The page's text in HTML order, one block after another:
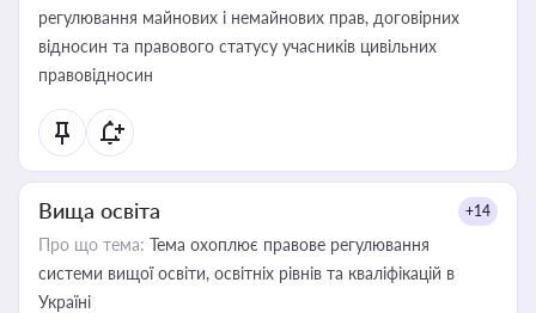
регулювання майнових і немайнових прав, договірних
відносин та правового статусу учасників цивільних
правовідносин
Вища освіта +14
Про що тема: Тема охоплює правове регулювання
системи вищої освіти, освітніх рівнів та кваліфікацій в
Україні